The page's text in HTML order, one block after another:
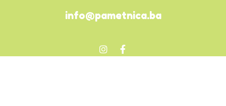
info@pametnica.ba